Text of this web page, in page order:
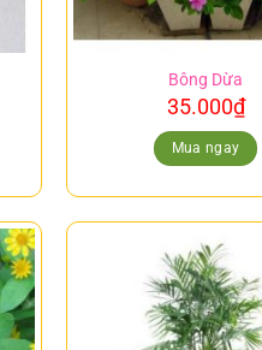
Bông Dừa
35.000₫
Mua ngay